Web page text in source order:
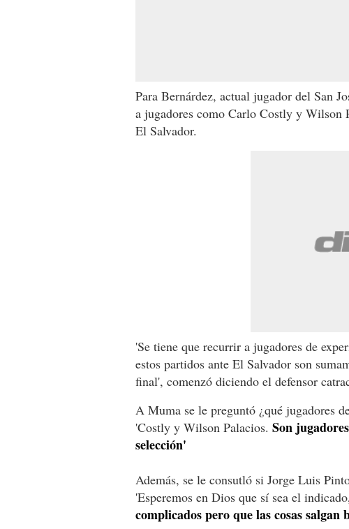
Para Bernárdez, actual jugador del San
a jugadores como Carlo Costly y Wilson
El Salvador.
'Se tiene que recurrir a jugadores de
estos partidos ante El Salvador son
final', comenzó diciendo el defensor
A Muma se le preguntó ¿qué jugadores
'Costly y Wilson Palacios. Son
selección'
Además, se le consutló si Jorge Luis
'Esperemos en Dios que sí sea el
complicados pero que las cosas salgan